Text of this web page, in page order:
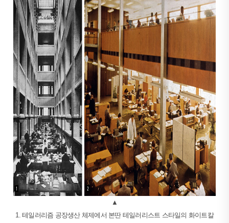
▲
1. 테일러리즘 공장생산 체제에서 본딴 테일러리스트 스타일의 화이트칼